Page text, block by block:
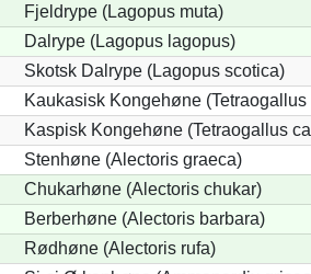
Fjeldrype (Lagopus muta)
Dalrype (Lagopus lagopus)
Skotsk Dalrype (Lagopus scotica)
Kaukasisk Kongehøne
Kaspisk Kongehøne (Tetraogallus
Stenhøne (Alectoris graeca)
Chukarhøne (Alectoris chukar)
Berberhøne (Alectoris barbara)
Rødhøne (Alectoris rufa)